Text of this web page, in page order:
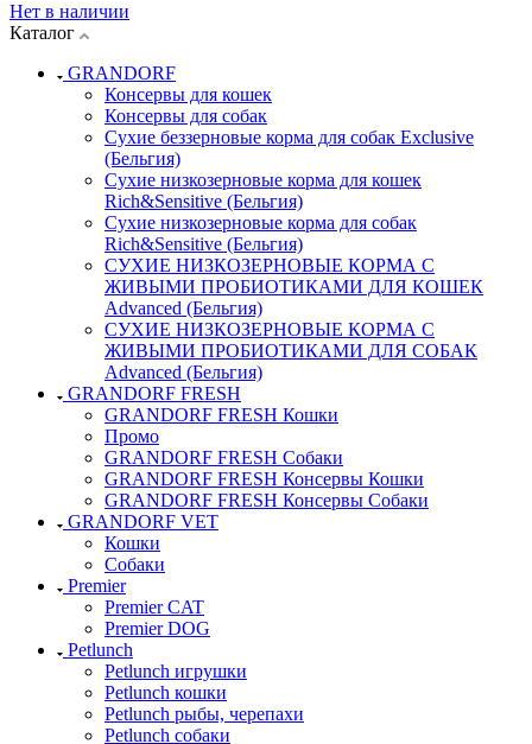
Нет в наличии
Каталог
GRANDORF
Консервы для кошек
Консервы для собак
Сухие беззерновые корма для собак Exclusive
(Бельгия)
Сухие низкозерновые корма для кошек
Rich&Sensitive (Бельгия)
Сухие низкозерновые корма для собак
Rich&Sensitive (Бельгия)
СУХИЕ НИЗКОЗЕРНОВЫЕ КОРМА С
ЖИВЫМИ ПРОБИОТИКАМИ ДЛЯ КОШЕК
Advanced (Бельгия)
СУХИЕ НИЗКОЗЕРНОВЫЕ КОРМА С
ЖИВЫМИ ПРОБИОТИКАМИ ДЛЯ СОБАК
Advanced (Бельгия)
GRANDORF FRESH
GRANDORF FRESH Кошки
Промо
GRANDORF FRESH Собаки
GRANDORF FRESH Консервы Кошки
GRANDORF FRESH Консервы Собаки
GRANDORF VET
Кошки
Собаки
Premier
Premier CAT
Premier DOG
Petlunch
Petlunch игрушки
Petlunch кошки
Petlunch рыбы, черепахи
Petlunch собаки